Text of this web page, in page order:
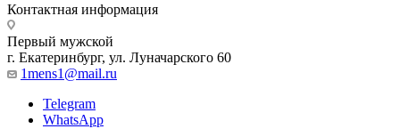
Контактная информация
Первый мужской
г. Екатеринбург, ул. Луначарского 60
1mens1@mail.ru
Telegram
WhatsApp